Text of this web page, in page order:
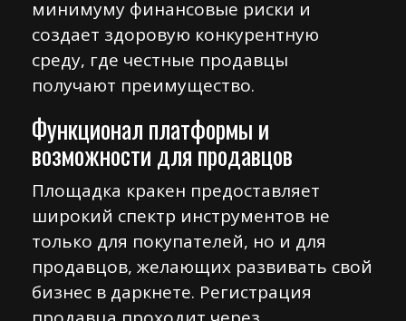
минимуму финансовые риски и
создает здоровую конкурентную
среду, где честные продавцы
получают преимущество.
Функционал платформы и
возможности для продавцов
Площадка кракен предоставляет
широкий спектр инструментов не
только для покупателей, но и для
продавцов, желающих развивать свой
бизнес в даркнете. Регистрация